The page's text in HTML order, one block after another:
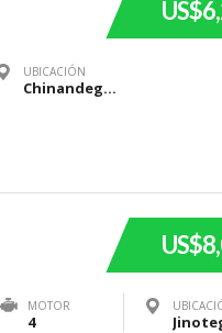
UBICACIÓN
Chinandega, Nicaragua
MOTOR
4